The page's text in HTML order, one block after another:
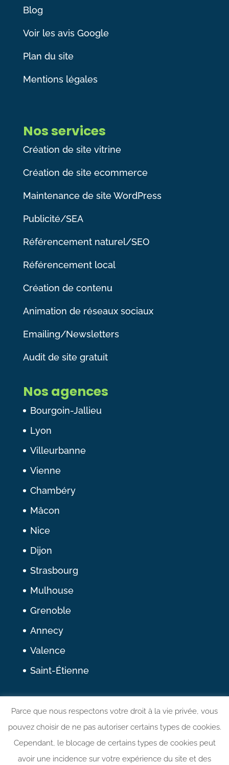
Blog
Voir les avis Google
Plan du site
Mentions légales
Nos services
Création de site vitrine
Création de site ecommerce
Maintenance de site WordPress
Publicité/SEA
Référencement naturel/SEO
Référencement local
Création de contenu
Animation de réseaux sociaux
Emailing/Newsletters
Audit de site gratuit
Nos agences
Bourgoin-Jallieu
Lyon
Villeurbanne
Vienne
Chambéry
Mâcon
Nice
Dijon
Strasbourg
Mulhouse
Grenoble
Annecy
Valence
Saint-Étienne
Nous suivre
Linkedin
Parce que nous respectons votre droit à la vie privée, vous
pouvez choisir de ne pas autoriser certains types de cookies.
Cependant, le blocage de certains types de cookies peut
avoir une incidence sur votre expérience du site et des